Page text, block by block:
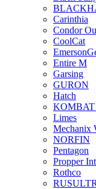
Carinthia
Condor
CoolCat
Entire M
Garsing
GURON
Hatch
Limes
Mechanix
NORFIN
Pentagon
Propper
Rothco